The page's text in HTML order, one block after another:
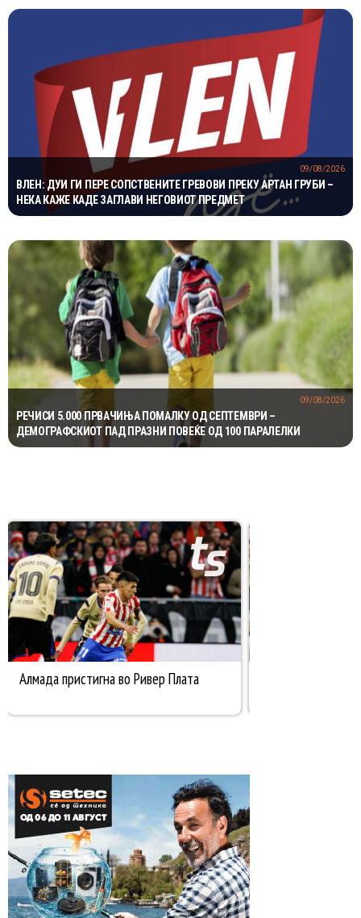
ВЛЕН: ДУИ ГИ ПЕРЕ СОПСТВЕНИТЕ ГРЕВОВИ ПРЕКУ АРТАН ГРУБИ –
НЕКА КАЖЕ КАДЕ ЗАГЛАВИ НЕГОВИОТ ПРЕДМЕТ
09/08/2026
РЕЧИСИ 5.000 ПРВАЧИЊА ПОМАЛКУ ОД СЕПТЕМВРИ –
ДЕМОГРАФСКИОТ ПАД ПРАЗНИ ПОВЕЌЕ ОД 100 ПАРАЛЕЛКИ
09/08/2026